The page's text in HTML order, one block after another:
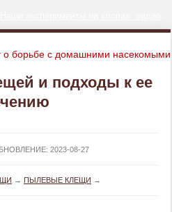
и подходы к ее
2023-08-27
→ ПЫЛЕВЫЕ КЛЕЩИ →